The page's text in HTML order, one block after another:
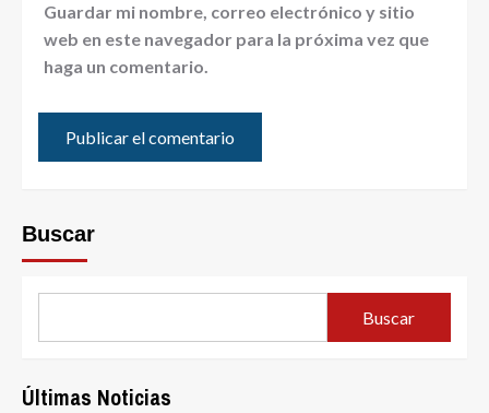
Guardar mi nombre, correo electrónico y sitio
web en este navegador para la próxima vez que
haga un comentario.
Buscar
Buscar
Últimas Noticias